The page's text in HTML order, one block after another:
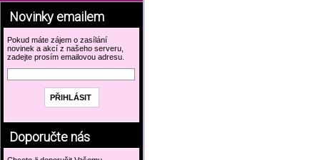
Novinky emailem
Pokud máte zájem o zasílání
novinek a akcí z našeho serveru,
zadejte prosím emailovou adresu.
Doporučte nás